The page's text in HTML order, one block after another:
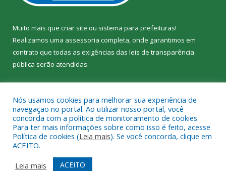
Muito mais que criar site ou sistema para prefeituras!
Realizamos uma assessoria completa, onde garantimos em
contrato que todas as exigências das leis de transparência
pública serão atendidas.
Todos os direitos reservados a Câmara Municipal de Jacundá.
Mapa do Site
Acessar Área Administrativa
Nós usamos cookies para melhorar sua experiência de
navegação no portal. Ao utilizar nosso portal, você
concorda com a política de monitoramento de cookies.
Para ter mais informações sobre como isso é feito, acesse
Política de cookies (Leia mais). Se você concorda, clique em
ACEITO.
Leia mais
ACEITO